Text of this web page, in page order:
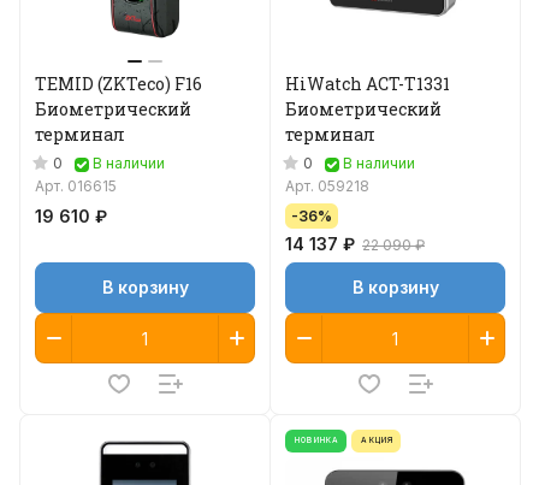
TEMID (ZKTeco) F16
Биометрический
терминал
0
В наличии
Арт. 016615
19 610 ₽
В корзину
HiWatch ACT-T1331
Биометрический
терминал
0
В наличии
Арт. 059218
-36%
14 137 ₽ 22 090 ₽
В корзину
НОВИНКА АКЦИЯ